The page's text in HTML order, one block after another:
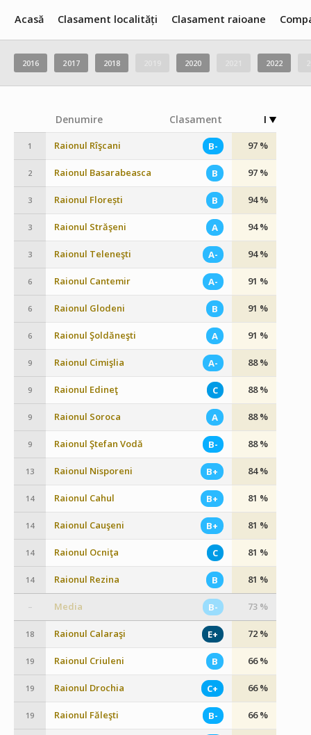
Acasă Clasament localități Clasament raioane
2016 2017 2018 2020 2022
Denumire Clasament I
1 Raionul Rîşcani B- 97 %
2 Raionul Basarabeasca B 97 %
3 Raionul Florești B 94 %
3 Raionul Străşeni A 94 %
3 Raionul Teleneşti A- 94 %
6 Raionul Cantemir A- 91 %
6 Raionul Glodeni B 91 %
6 Raionul Şoldăneşti A 91 %
9 Raionul Cimişlia A- 88 %
9 Raionul Edineţ C 88 %
9 Raionul Soroca A 88 %
9 Raionul Ştefan Vodă B- 88 %
13 Raionul Nisporeni B+ 84 %
14 Raionul Cahul B+ 81 %
14 Raionul Cauşeni B+ 81 %
14 Raionul Ocniţa C 81 %
14 Raionul Rezina B 81 %
– Media B- 73 %
18 Raionul Calaraşi E+ 72 %
19 Raionul Criuleni B 66 %
19 Raionul Drochia C+ 66 %
19 Raionul Făleşti B- 66 %